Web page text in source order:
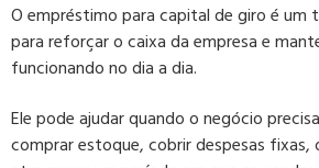
O empréstimo para capital de giro é um
para reforçar o caixa da empresa e
funcionando no dia a dia.
Ele pode ajudar quando o negócio
comprar estoque, cobrir despesas fixas,